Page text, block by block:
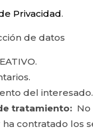
Privacidad.
de datos
del interesado.
tratamiento: No
contratado los